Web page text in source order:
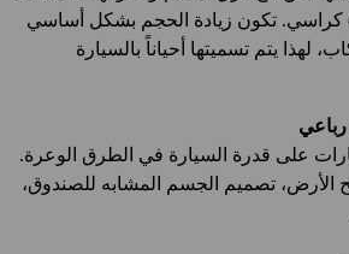
من الكراسي (6-8) كراسي. تكون زيادة الحجم بشكل أساسي
يتم تسميتها أحياناً بالسيارة
على قدرة السيارة في الطرق الوعرة.
تصميم الجسم المشابه للصندوق،